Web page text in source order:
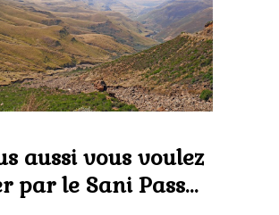
aussi vous voulez
par le Sani Pass…